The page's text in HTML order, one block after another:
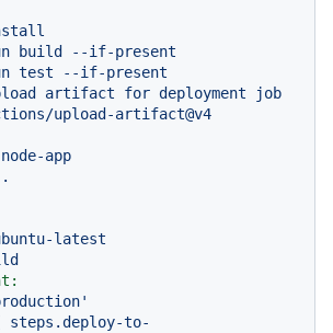
artifact for deployment
job
upload-artifact@v4
node-app
.
latest
steps.deploy-to-